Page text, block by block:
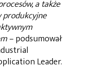
a także
produkcyjne
– podsumował
Leader.